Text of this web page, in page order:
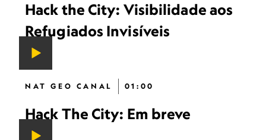
Hack the City: Visibilidade aos
Refugiados Invisíveis
NAT GEO CANAL 01:00
Hack The City: Em breve